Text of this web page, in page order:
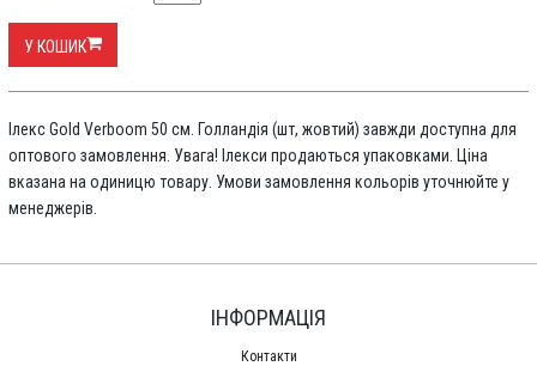
У КОШИК
Ілекс Gold Verboom 50 см. Голландія (шт, жовтий) завжди доступна для
оптового замовлення. Увага! Ілекси продаються упаковками. Ціна
вказана на одиницю товару. Умови замовлення кольорів уточнюйте у
менеджерів.
ІНФОРМАЦІЯ
Контакти